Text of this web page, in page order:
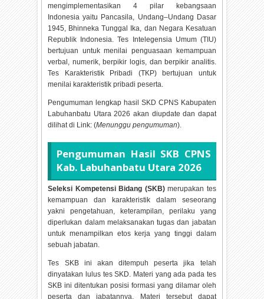
mengimplementasikan 4 pilar kebangsaan
Indonesia yaitu Pancasila, Undang–Undang Dasar
1945, Bhinneka Tunggal Ika, dan Negara Kesatuan
Republik Indonesia. Tes Intelegensia Umum (TIU)
bertujuan untuk menilai penguasaan kemampuan
verbal, numerik, berpikir logis, dan berpikir analitis.
Tes Karakteristik Pribadi (TKP) bertujuan untuk
menilai karakteristik pribadi peserta.
Pengumuman lengkap hasil SKD CPNS Kabupaten
Labuhanbatu Utara2026 akan diupdate dan dapat
dilihat di Link: (Menunggu pengumuman).
Pengumuman Hasil SKB CPNS
Kab. Labuhanbatu Utara 2026
Seleksi Kompetensi Bidang (SKB)merupakan tes
kemampuan dan karakteristik dalam seseorang
yakni pengetahuan, keterampilan, perilaku yang
diperlukan dalam melaksanakan tugas dan jabatan
untuk menampilkan etos kerja yang tinggi dalam
sebuah jabatan.
Tes SKB ini akan ditempuh peserta jika telah
dinyatakan lulus tes SKD. Materi yang ada pada tes
SKB ini ditentukan posisi formasi yang dilamar oleh
peserta dan jabatannya. Materi tersebut dapat